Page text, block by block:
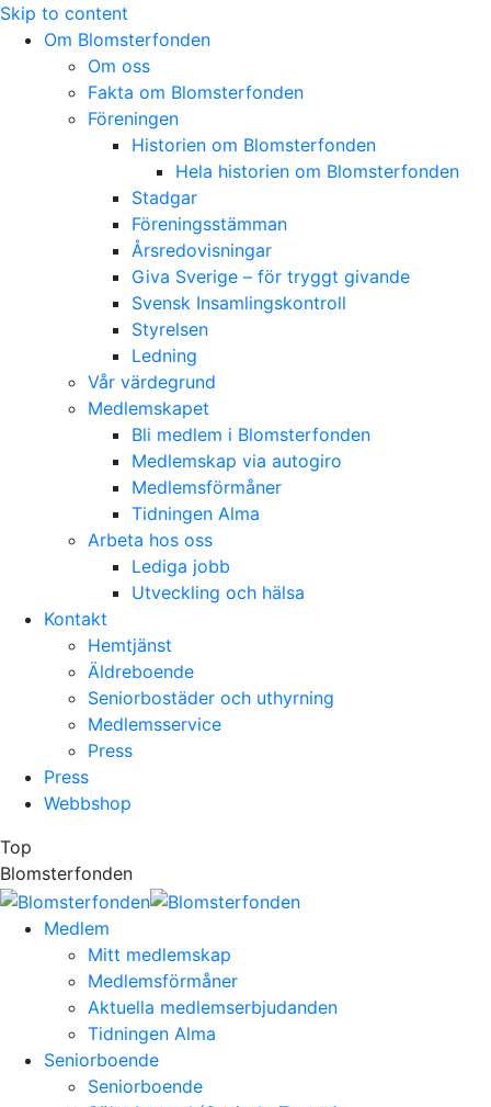
Skip to content
Om Blomsterfonden
Om oss
Fakta om Blomsterfonden
Föreningen
Historien om Blomsterfonden
Hela historien om Blomsterfonden
Stadgar
Föreningsstämman
Årsredovisningar
Giva Sverige – för tryggt givande
Svensk Insamlingskontroll
Styrelsen
Ledning
Vår värdegrund
Medlemskapet
Bli medlem i Blomsterfonden
Medlemskap via autogiro
Medlemsförmåner
Tidningen Alma
Arbeta hos oss
Lediga jobb
Utveckling och hälsa
Kontakt
Hemtjänst
Äldreboende
Seniorbostäder och uthyrning
Medlemsservice
Press
Press
Webbshop
Top
Blomsterfonden
Medlem
Mitt medlemskap
Medlemsförmåner
Aktuella medlemserbjudanden
Tidningen Alma
Seniorboende
Seniorboende